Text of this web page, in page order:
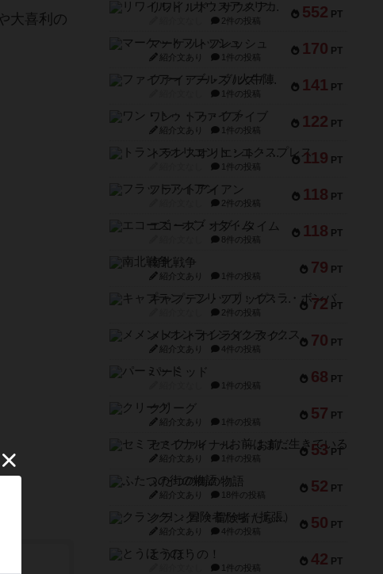
大喜利の
552 PT
リワイルド：サウスアメリカ
2件の投稿
170 PT
マーケットフレッシュ
紹介文あり 1件の投稿
141 PT
ファイアー・ブルズ / 火牛陣
1件の投稿
122 PT
ワン・トゥ・ファイブ
紹介文あり 1件の投稿
119 PT
トランスオリエント・エクスプレス
1件の投稿
118 PT
フラットアイアン
2件の投稿
118 PT
エコーズ・オブ・タイム
8件の投稿
79 PT
南北戦争
紹介文あり 1件の投稿
72 PT
キャプテン・フリップ：イスラ・ボンバ
2件の投稿
70 PT
メメントオンラインタクティクス
紹介文あり 4件の投稿
68 PT
パーミッド
1件の投稿
57 PT
クリーグ
紹介文あり 1件の投稿
53 PT
セミファイナル ～お前はまだ生きている～
紹介文あり 1件の投稿
52 PT
ふたつの街の物語
紹介文あり 18件の投稿
50 PT
クランク! ：冒険者たち（拡張）
紹介文あり 4件の投稿
42 PT
とうほうの！
1件の投稿